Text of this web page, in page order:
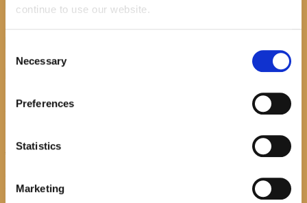
continue to use our website.
Selection
Necessary
Preferences
Statistics
Marketing
Promocija zbirke pjesama "Iz staračkog domau Makarskoj"-poshumno
July 20, 20260
Hrvatska sloga Gradac